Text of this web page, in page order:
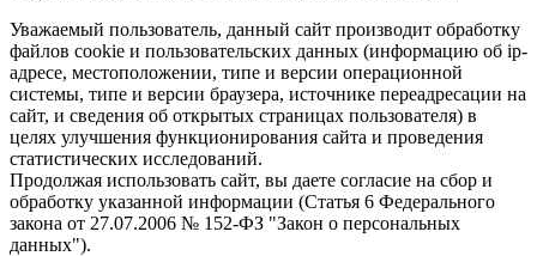
Уважаемый пользователь, данный сайт производит обработку
файлов cookie и пользовательских данных (информацию об ip-
адресе, местоположении, типе и версии операционной
системы, типе и версии браузера, источнике переадресации на
сайт, и сведения об открытых страницах пользователя) в
целях улучшения функционирования сайта и проведения
статистических исследований.
Продолжая использовать сайт, вы даете согласие на сбор и
обработку указанной информации (Статья 6 Федерального
закона от 27.07.2006 № 152-ФЗ "Закон о персональных
данных").